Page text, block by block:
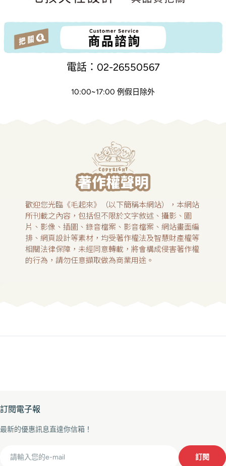
電話：02-26550567
10:00~17:00 例假日除外
歡迎您光臨《毛起來》（以下簡稱本網站），本網站
所刊載之內容，包括但不限於文字敘述、攝影、圖
片、影像、插圖、錄音檔案、影音檔案、網站畫面編
排、網頁設計等素材，均受著作權法及智慧財產權等
相關法律保障，未經同意轉載，將會構成侵害著作權
的行為，請勿任意擷取做為商業用途。
訂閱電子報
最新的優惠訊息直達你信箱！
訂閱